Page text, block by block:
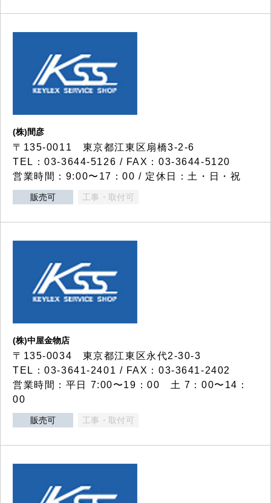
(株)間彦
〒135-0011 東京都江東区扇橋3-2-6
TEL：03-3644-5126 / FAX：03-3644-5120
営業時間：9:00〜17：00 / 定休日：土・日・祝
販売可 工事・取付可
(株)中屋金物店
〒135-0034 東京都江東区永代2-30-3
TEL：03-3641-2401 / FAX：03-3641-2402
営業時間：平日 7:00〜19：00 土 7：00〜14：
00
販売可 工事・取付可